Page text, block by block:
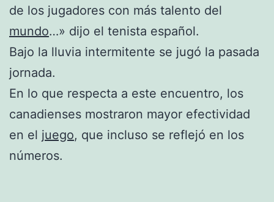
de los jugadores con más talento del
mundo…» dijo el tenista español.
Bajo la lluvia intermitente se jugó la pasada
jornada.
En lo que respecta a este encuentro, los
canadienses mostraron mayor efectividad
en el juego, que incluso se reflejó en los
números.